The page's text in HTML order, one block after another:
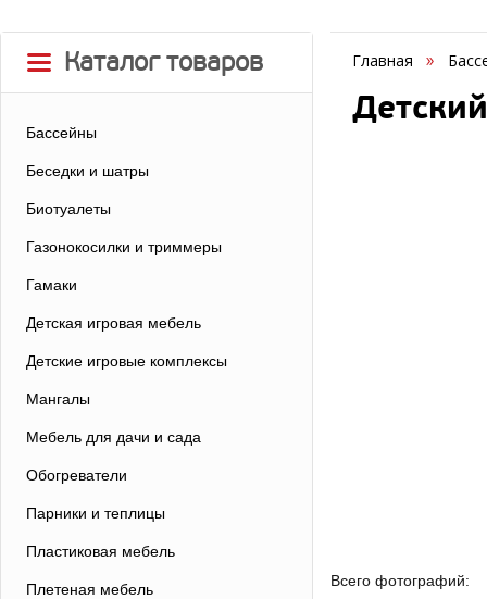
Каталог товаров
Бассейны
Беседки и шатры
Биотуалеты
Газонокосилки и триммеры
Гамаки
Детская игровая мебель
Детские игровые комплексы
Мангалы
Мебель для дачи и сада
Обогреватели
Парники и теплицы
Пластиковая мебель
Плетеная мебель
Главная
Всего фотографий: